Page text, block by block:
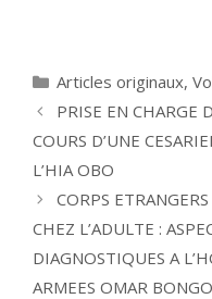
Catégories
Articles originaux,
PRISE EN CHARGE
COURS D’UNE
L’HIA OBO
CORPS
CHEZ L’ADULTE :
DIAGNOSTIQUES A
ARMEES OMAR